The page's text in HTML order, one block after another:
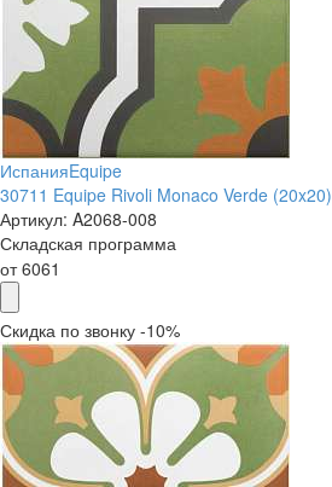
ИспанияEquipe
30711 Equipe Rivoli Monaco Verde (20x20)
Артикул: A2068-008
Складская программа
от6061
Скидка по звонку -10%